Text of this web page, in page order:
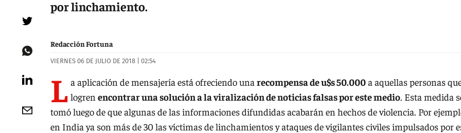
por linchamiento.
Redacción Fortuna
VIERNES 06 DE JULIO DE 2018 | 02:54
L a aplicación de mensajería está ofreciendo una recompensa de u$s 50.000a aquellas personas
logren encontrar una solución a la viralización de noticias falsas por este medio. Esta medida
tomó luego de que algunas de las informaciones difundidas acabarán en hechos de violencia. Por
en India ya son más de 30 las víctimas de linchamientos y ataques de vigilantes civiles impulsados por